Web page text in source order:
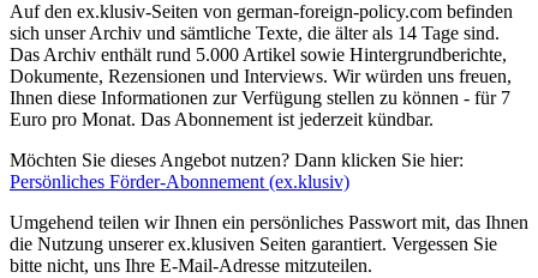
Auf den ex.klusiv-Seiten von german-foreign-policy.com befinden
sich unser Archiv und sämtliche Texte, die älter als 14 Tage sind.
Das Archiv enthält rund 5.000 Artikel sowie Hintergrundberichte,
Dokumente, Rezensionen und Interviews. Wir würden uns freuen,
Ihnen diese Informationen zur Verfügung stellen zu können - für 7
Euro pro Monat. Das Abonnement ist jederzeit kündbar.
Möchten Sie dieses Angebot nutzen? Dann klicken Sie hier:
Persönliches Förder-Abonnement (ex.klusiv)
Umgehend teilen wir Ihnen ein persönliches Passwort mit, das Ihnen
die Nutzung unserer ex.klusiven Seiten garantiert. Vergessen Sie
bitte nicht, uns Ihre E-Mail-Adresse mitzuteilen.